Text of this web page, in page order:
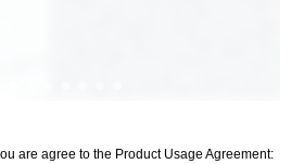
are agree to the Product Usage Agreement: